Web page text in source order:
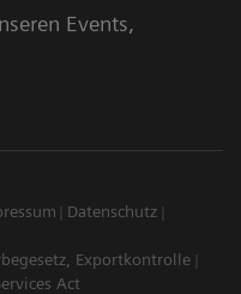
Events,
Datenschutz
Exportkontrolle
Act